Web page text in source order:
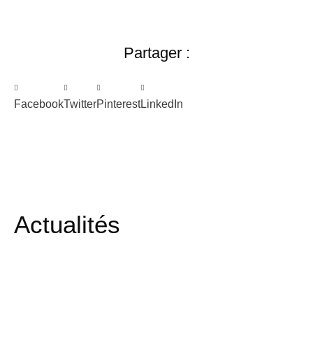
Partager :
FacebookTwitterPinterestLinkedIn
Actualités